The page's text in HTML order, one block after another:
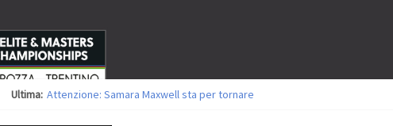
Ultima: Attenzione: Samara Maxwell sta per tornare